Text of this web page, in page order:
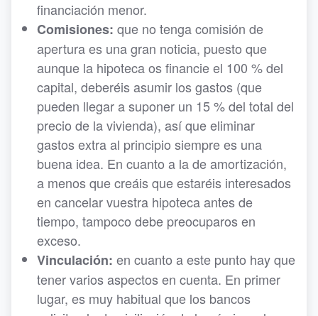
financiación menor.
Comisiones: que no tenga comisión de
apertura es una gran noticia, puesto que
aunque la hipoteca os financie el 100 % del
capital, deberéis asumir los gastos (que
pueden llegar a suponer un 15 % del total del
precio de la vivienda), así que eliminar
gastos extra al principio siempre es una
buena idea. En cuanto a la de amortización,
a menos que creáis que estaréis interesados
en cancelar vuestra hipoteca antes de
tiempo, tampoco debe preocuparos en
exceso.
Vinculación: en cuanto a este punto hay que
tener varios aspectos en cuenta. En primer
lugar, es muy habitual que los bancos